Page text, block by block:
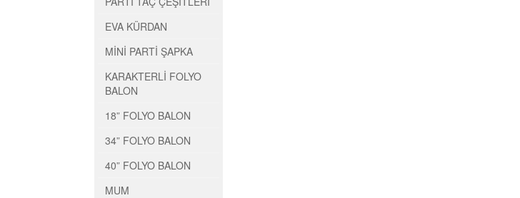
EVA KÜRDAN
MİNİ PARTİ ŞAPKA
KARAKTERLİ FOLYO
BALON
18” FOLYO BALON
34” FOLYO BALON
40” FOLYO BALON
MUM